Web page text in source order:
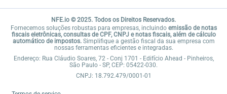
NFE.io © 2025. Todos os Direitos Reservados.
Fornecemos soluções robustas para empresas, incluindo emissão de notas
fiscais eletrônicas, consultas de CPF, CNPJ e notas fiscais, além de cálculo
automático de impostos.Simplifique a gestão fiscal da sua empresa com
nossas ferramentas eficientes e integradas.
Endereço: Rua Cláudio Soares, 72 - Conj 1701 - Edifício Ahead - Pinheiros,
São Paulo - SP, CEP: 05422-030.
CNPJ: 18.792.479/0001-01